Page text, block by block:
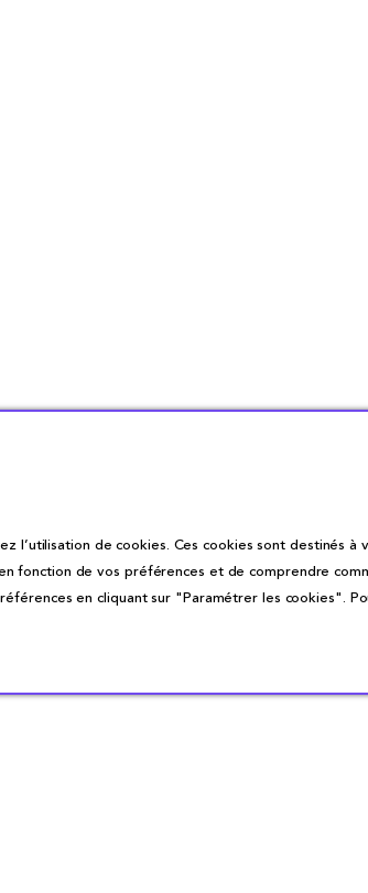
l’utilisation de cookies. Ces cookies sont
de vos préférences et de comprendre
en cliquant sur "Paramétrer les cookies".